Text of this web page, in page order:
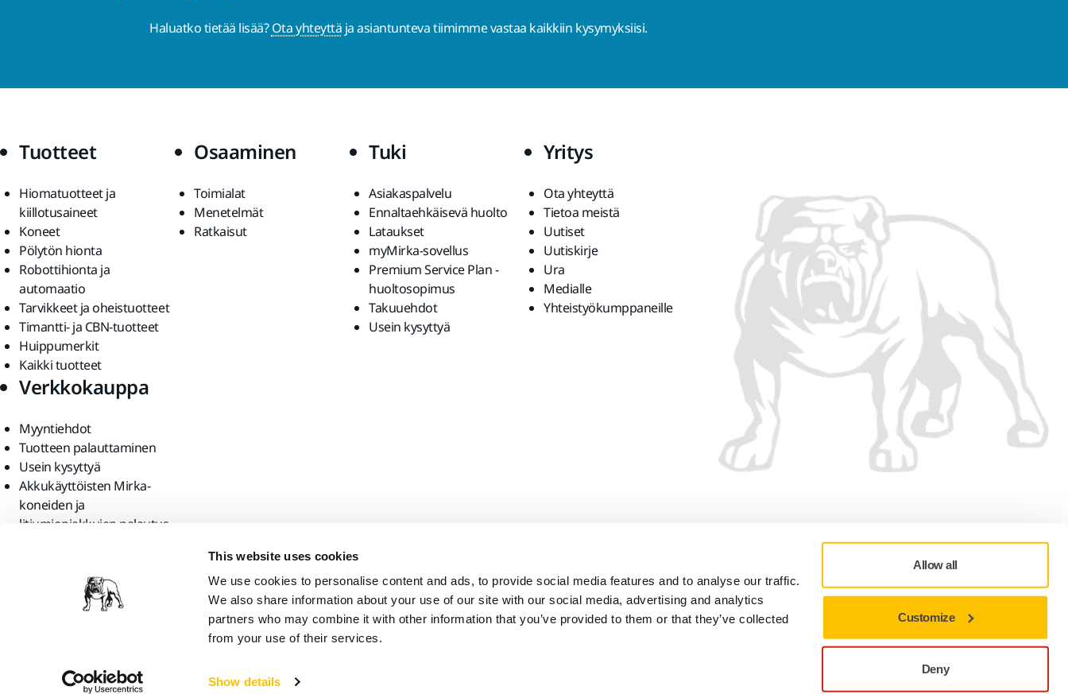
This website uses cookies
We use cookies to personalise content and ads, to provide social media features and to analyse our traffic.
We also share information about your use of our site with our social media, advertising and analytics
partners who may combine it with other information that you’ve provided to them or that they’ve collected
from your use of their services.
Show details
Allow all
Customize
Deny
Haluatko tietää lisää?Ota yhteyttä ja asiantunteva tiimimme vastaa kaikkiin kysymyksiisi.
Tuotteet
Hiomatuotteet ja
kiillotusaineet
Koneet
Pölytön hionta
Robottihionta ja
automaatio
Tarvikkeet ja oheistuotteet
Timantti- ja CBN-tuotteet
Huippumerkit
Kaikki tuotteet
Osaaminen
Toimialat
Menetelmät
Ratkaisut
Tuki
Asiakaspalvelu
Ennaltaehkäisevä huolto
Lataukset
myMirka-sovellus
Premium Service Plan -
huoltosopimus
Takuuehdot
Usein kysyttyä
Yritys
Ota yhteyttä
Tietoa meistä
Uutiset
Uutiskirje
Ura
Medialle
Yhteistyökumppaneille
Verkkokauppa
Myyntiehdot
Tuotteen palauttaminen
Usein kysyttyä
Akkukäyttöisten Mirka-
koneiden ja
litiumioniakkujen palautus